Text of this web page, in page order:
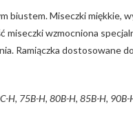
biustem. Miseczki miękkie,
miseczki wzmocniona
Ramiączka dostosowane
H, 75B-H, 80B-H, 85B-H, 90B-